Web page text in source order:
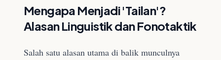
Mengapa Menjadi 'Tailan'?
Alasan Linguistik dan Fonotaktik
Salah satu alasan utama di balik munculnya